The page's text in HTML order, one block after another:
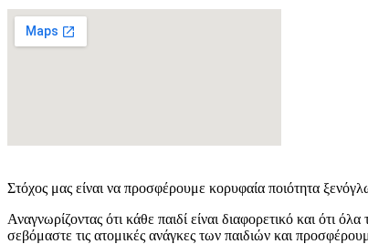
Στόχος μας είναι να προσφέρουμε κορυφαία ποιότητα
Αναγνωρίζοντας ότι κάθε παιδί είναι διαφορετικό και ότι
σεβόμαστε τις ατομικές ανάγκες των παιδιών και